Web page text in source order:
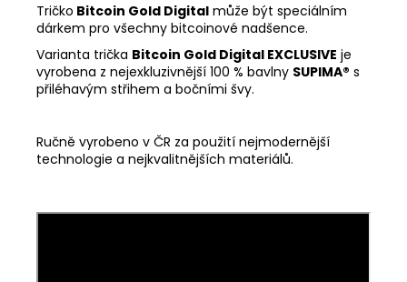
Tričko Bitcoin Gold Digital může být speciálním
dárkem pro všechny bitcoinové nadšence.
Varianta trička Bitcoin Gold Digital EXCLUSIVE je
vyrobena z nejexkluzivnější 100 % bavlny SUPIMA® s
přiléhavým střihem a bočními švy.
Ručně vyrobeno v ČR za použití nejmodernější
technologie a nejkvalitnějších materiálů.